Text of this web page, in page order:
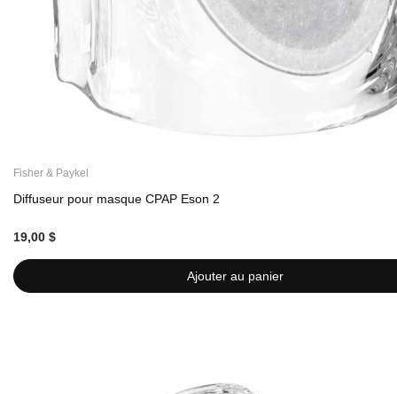
Ajouter au panier
Fisher & Paykel
Diffuseur pour masque CPAP Eson 2
19,00 $